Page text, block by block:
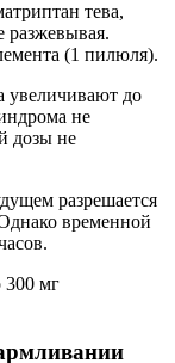
тева,
разжевывая.
(1 пилюля).
увеличивают до
не
дозы не
разрешается
временной
300 мг